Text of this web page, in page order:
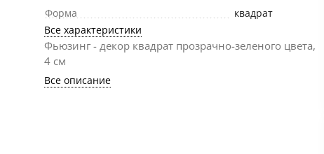
Форма
квадрат
Все характеристики
Фьюзинг - декор квадрат прозрачно-зеленого цвета,
4 см
Все описание